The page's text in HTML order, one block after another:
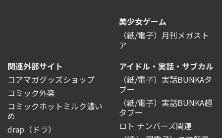
美少女ゲーム
（紙/電子）月刊メガスト
ア
関連外部サイト
コアマガグッズショップ
コミック外楽
コミックホットミルク濃い
め
drap（ドラ）
アイドル・実話・サブカル
（紙/電子）実話BUNKAタ
ブー
（紙/電子）実話BUNKA超
タブー
ロト ナンバーズ関連